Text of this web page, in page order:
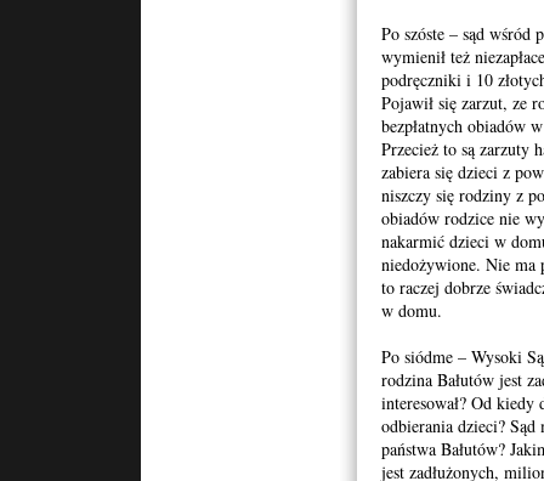
Po szóste – sąd wśród
wymienił też
podręczniki i 10
Pojawił się zarzut, ze
bezpłatnych obiadów
Przecież to są zarzuty
zabiera się dzieci z
niszczy się rodziny z
obiadów rodzice nie
nakarmić dzieci w
niedożywione. Nie ma
to raczej dobrze
w domu.
Po siódme – Wysoki
rodzina Bałutów jest
interesował? Od kiedy
odbierania dzieci?
państwa Bałutów?
jest zadłużonych,